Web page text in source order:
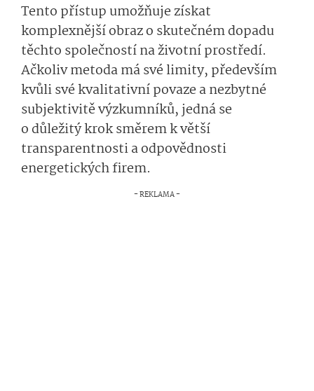
Tento přístup umožňuje získat
komplexnější obraz o skutečném dopadu
těchto společností na životní prostředí.
Ačkoliv metoda má své limity, především
kvůli své kvalitativní povaze a nezbytné
subjektivitě výzkumníků, jedná se
o důležitý krok směrem k větší
transparentnosti a odpovědnosti
energetických fi­rem.